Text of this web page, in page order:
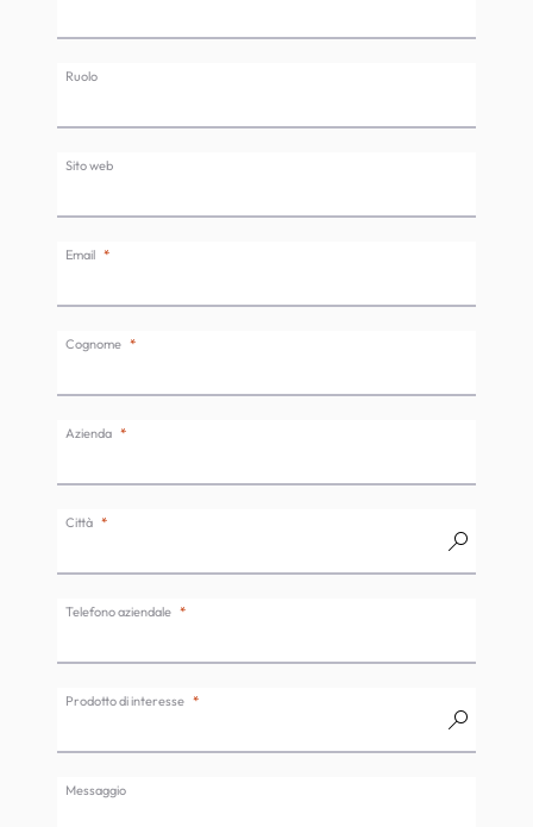
Ruolo
Sito web
Email
Cognome
Azienda
Città
Telefono aziendale
Prodotto di interesse
Messaggio